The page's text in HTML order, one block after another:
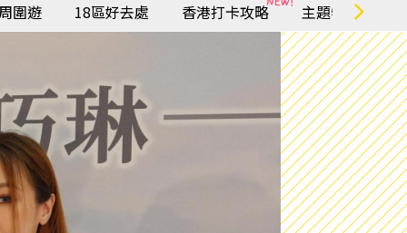
圍遊 18區好去處 香港打卡攻略 主題特集